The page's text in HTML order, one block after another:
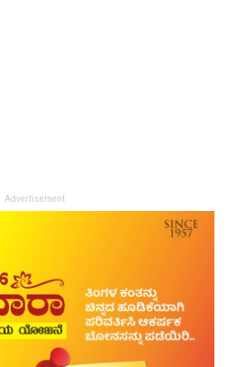
Advertisement